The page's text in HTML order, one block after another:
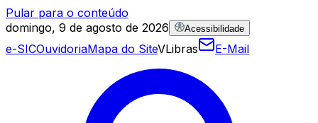
Pular para o conteúdo
domingo, 9 de agosto de 2026
Acessibilidade
e-SICOuvidoriaMapa do SiteVLibras E-Mail